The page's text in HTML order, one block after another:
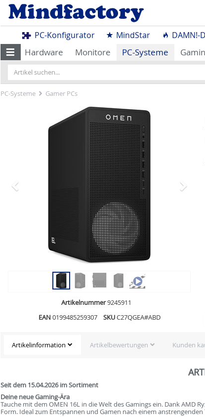
PC-Konfigurator MindStar DAMN!-
Hardware Monitore PC-Systeme
PC-Systeme Gamer PCs
Artikelnummer9245911
EAN 0199485259307 SKUC27QGEA#ABD
Artikelinformation Artikelbewertungen Kunden
Seit dem 15.04.2026 im Sortiment
Deine neue Gaming-Ära
Tauche mit dem OMEN 16L in die Welt des Gamings ein. Dank AMD
Form. Ideal zum Entspannen und Gamen nach einem anstrengenden